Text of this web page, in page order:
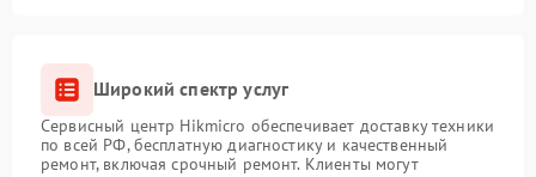
Широкий спектр услуг
Сервисный центр Hikmicro обеспечивает доставку техники
по всей РФ, бесплатную диагностику и качественный
ремонт, включая срочный ремонт. Клиенты могут